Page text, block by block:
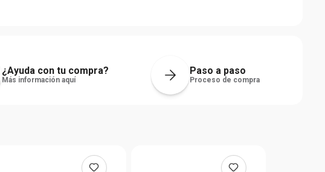
¿Ayuda con tu compra?
Más información aquí
Paso a paso
Proceso de compra